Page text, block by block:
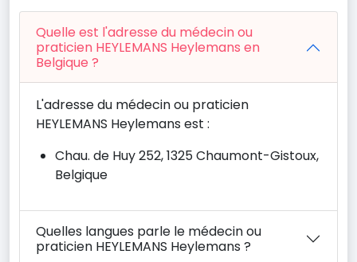
Quelle est l'adresse du médecin ou
praticien HEYLEMANS Heylemans en
Belgique ?
L'adresse du médecin ou praticien
HEYLEMANS Heylemans est :
Chau. de Huy 252, 1325 Chaumont-Gistoux,
Belgique
Quelles langues parle le médecin ou
praticien HEYLEMANS Heylemans ?